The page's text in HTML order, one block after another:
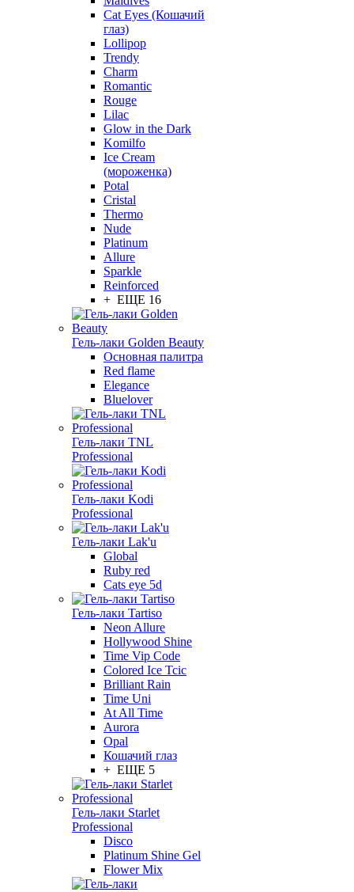
Cat Eyes (Кошачий
глаз)
Lollipop
Trendy
Charm
Romantic
Rouge
Lilac
Glow in the Dark
Komilfo
Ice Cream
(мороженка)
Potal
Cristal
Thermo
Nude
Platinum
Allure
Sparkle
Reinforced
+ ЕЩЕ 16
Гель-лаки Golden Beauty
Основная палитра
Red flame
Elegance
Bluelover
Гель-лаки TNL
Professional
Гель-лаки Kodi
Professional
Гель-лаки Lak'u
Global
Ruby red
Cats eye 5d
Гель-лаки Tartiso
Neon Allure
Hollywood Shine
Time Vip Code
Colored Ice Tcic
Brilliant Rain
Time Uni
At All Time
Aurora
Opal
Кошачий глаз
+ ЕЩЕ 5
Гель-лаки Starlet
Professional
Disco
Platinum Shine Gel
Flower Mix